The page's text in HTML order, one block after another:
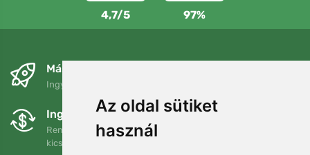
Az oldal sütiket
használ
4,7/5 97%
Másnapra és ingyenesen
Ingyenes szállítás a következő összeg felett: 80 EUR
Ingyenes csere és visszaküldés
Rendelését 90 napon belül bármikor visszaküldheti vagy
kicserélheti.